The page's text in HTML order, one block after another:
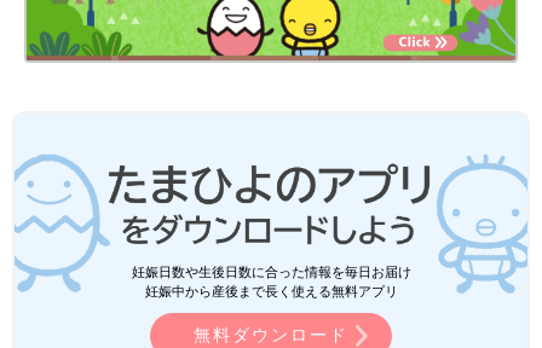
妊娠日数や生後日数に合った情報を毎日お届け
妊娠中から産後まで長く使える無料アプリ
無料ダウンロード